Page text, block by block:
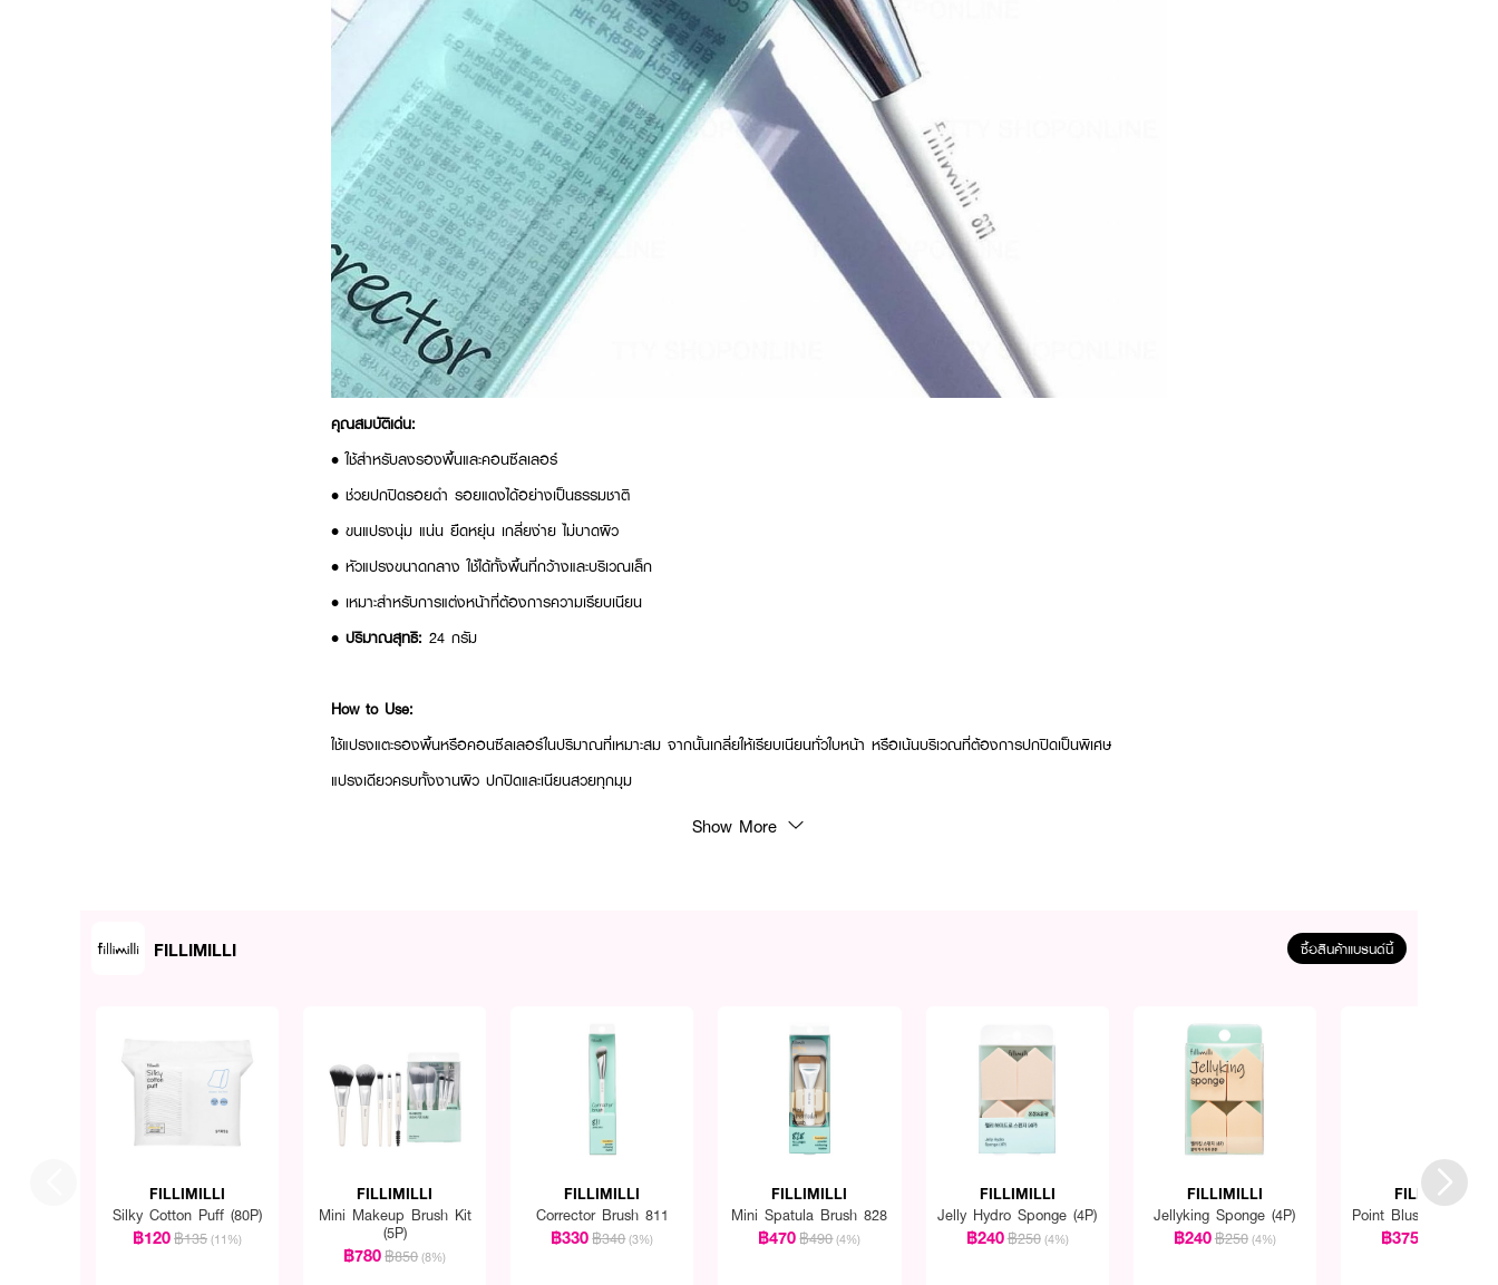
คุณสมบัติเด่น:
• ใช้สำหรับลงรองพื้นและคอนซีลเลอร์
• ช่วยปกปิดรอยดำ รอยแดงได้อย่างเป็นธรรมชาติ
• ขนแปรงนุ่ม แน่น ยืดหยุ่น เกลี่ยง่าย ไม่บาดผิว
• หัวแปรงขนาดกลาง ใช้ได้ทั้งพื้นที่กว้างและบริเวณเล็ก
• เหมาะสำหรับการแต่งหน้าที่ต้องการความเรียบเนียน
• ปริมาณสุทธิ: 24 กรัม
How to Use:
ใช้แปรงแตะรองพื้นหรือคอนซีลเลอร์ในปริมาณที่เหมาะสม จากนั้นเกลี่ยให้เรียบเนียนทั่วใบหน้า หรือเน้นบริเวณที่ต้องการปกปิดเป็นพิเศษ
แปรงเดียวครบทั้งงานผิว ปกปิดและเนียนสวยทุกมุม
Show More
FILLIMILLI ซื้อสินค้าแบรนด์นี้
FILLIMILLI
Silky Cotton Puff (80P)
฿120฿135 (11%)
FILLIMILLI
Mini Makeup Brush Kit
(5P)
฿780฿850 (8%)
FILLIMILLI
Corrector Brush 811
฿330฿340 (3%)
FILLIMILLI
Mini Spatula Brush 828
฿470฿490 (4%)
FILLIMILLI
Jelly Hydro Sponge (4P)
฿240฿250 (4%)
FILLIMILLI
Jellyking Sponge (4P)
฿240฿250 (4%)
FILLIMILLI
Point Blusher Brush
฿375